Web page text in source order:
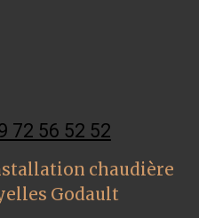
72 56 52 52
chaudière
Godault